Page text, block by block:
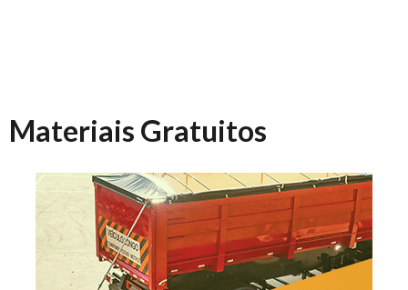
Materiais Gratuitos